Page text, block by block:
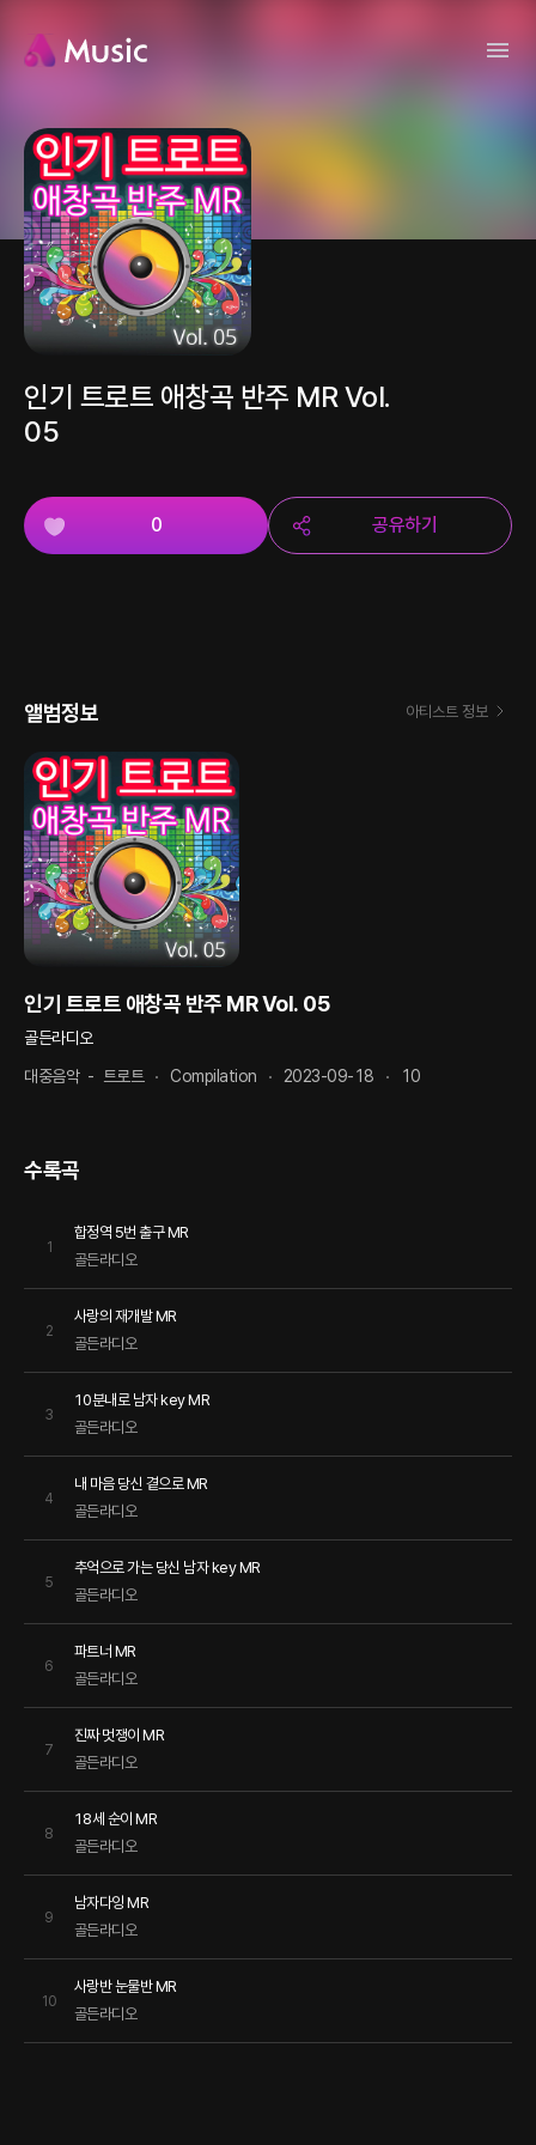
인기 트로트 애창곡 반주 MR Vol.
05
0 공유하기
앨범정보 아티스트 정보
인기 트로트 애창곡 반주 MR Vol. 05
골든라디오
대중음악- 트로트 Compilation 2023-09-18 10
수록곡
1
합정역 5번 출구 MR
골든라디오
2
사랑의 재개발 MR
골든라디오
3
10분내로 남자 key MR
골든라디오
4
내 마음 당신 곁으로 MR
골든라디오
5
추억으로 가는 당신 남자 key MR
골든라디오
6
파트너 MR
골든라디오
7
진짜 멋쟁이 MR
골든라디오
8
18세 순이 MR
골든라디오
9
남자다잉 MR
골든라디오
10
사랑반 눈물반 MR
골든라디오